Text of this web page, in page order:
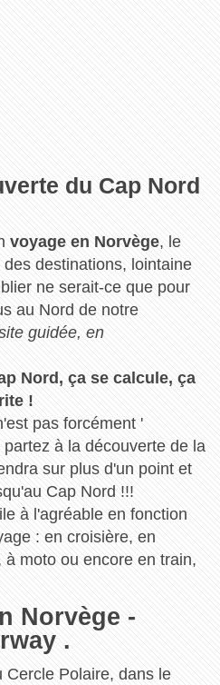
du Cap Nord
voyage en Norvège, le
des destinations, lointaine
ne serait-ce que pour
au Nord de notre
guidée, en
Nord, ça se calcule, ça
!
pas forcément '
à la découverte de la
sur plus d'un point et
Cap Nord !!!
à l'agréable en fonction
: en croisière, en
moto ou encore en train,
Norvège -
.
Cercle Polaire, dans le